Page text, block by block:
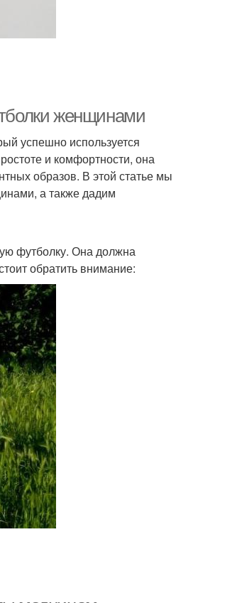
женщинами
успешно используется
и комфортности, она
образов. В этой статье мы
а также дадим
футболку. Она должна
обратить внимание: